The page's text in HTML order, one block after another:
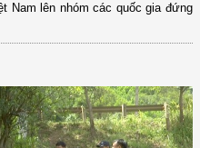
Nam lên nhóm các quốc gia đứng